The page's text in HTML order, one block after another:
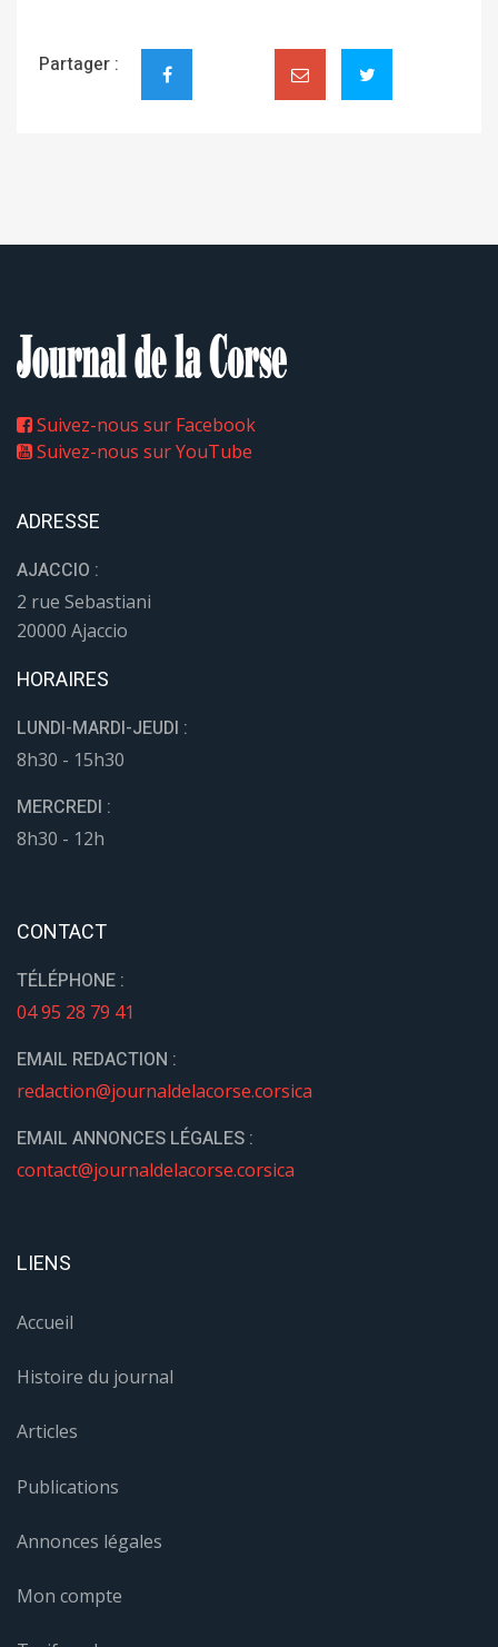
Partager :
Suivez-nous sur Facebook
Suivez-nous sur YouTube
ADRESSE
AJACCIO :
2 rue Sebastiani
20000 Ajaccio
HORAIRES
LUNDI-MARDI-JEUDI :
8h30 - 15h30
MERCREDI :
8h30 - 12h
CONTACT
TÉLÉPHONE :
04 95 28 79 41
EMAIL REDACTION :
redaction@journaldelacorse.corsica
EMAIL ANNONCES LÉGALES :
contact@journaldelacorse.corsica
LIENS
Accueil
Histoire du journal
Articles
Publications
Annonces légales
Mon compte